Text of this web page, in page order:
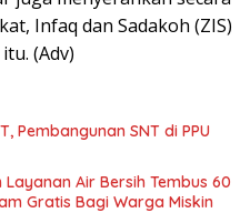
Infaq dan Sadakoh (ZIS)
(Adv)
Pembangunan SNT di PPU
Air Bersih Tembus 60
Gratis Bagi Warga Miskin